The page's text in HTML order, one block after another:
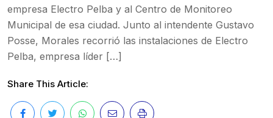
empresa Electro Pelba y al Centro de Monitoreo
Municipal de esa ciudad. Junto al intendente Gustavo
Posse, Morales recorrió las instalaciones de Electro
Pelba, empresa líder […]
Share This Article: